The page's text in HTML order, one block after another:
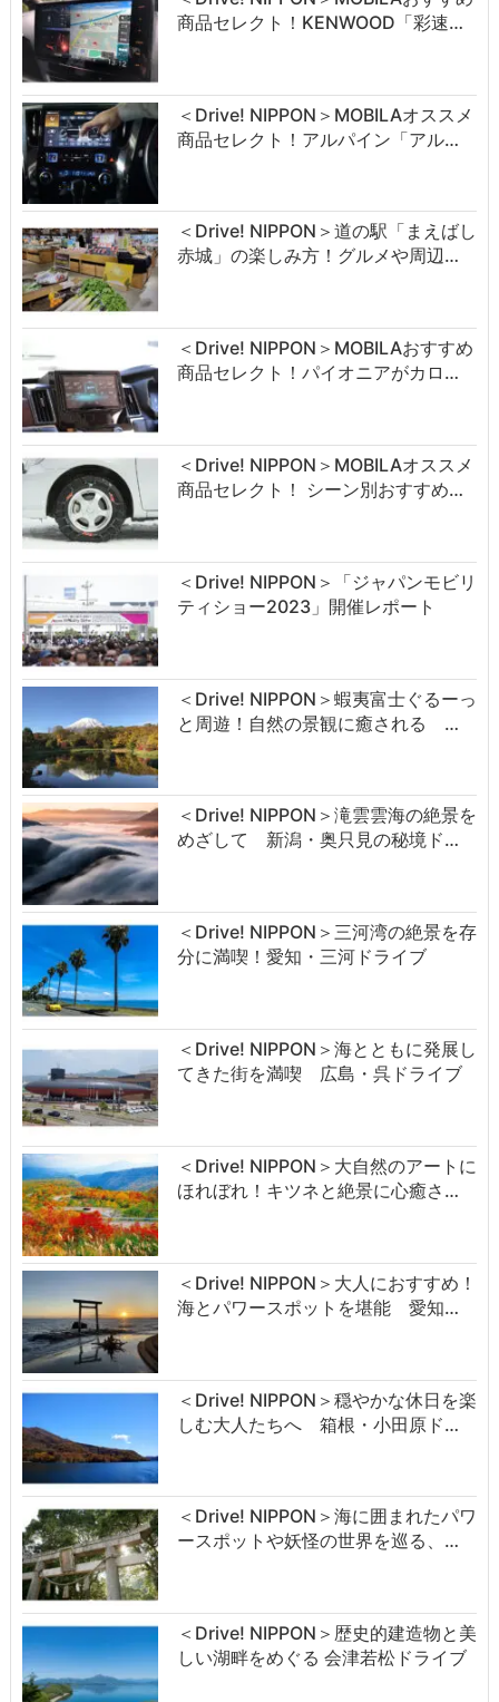
商品セレクト！KENWOOD「彩速…
＜Drive! NIPPON＞MOBILAオススメ
商品セレクト！アルパイン「アル…
＜Drive! NIPPON＞道の駅「まえばし
赤城」の楽しみ方！グルメや周辺…
＜Drive! NIPPON＞MOBILAおすすめ
商品セレクト！パイオニアがカロ…
＜Drive! NIPPON＞MOBILAオススメ
商品セレクト！ シーン別おすすめ…
＜Drive! NIPPON＞「ジャパンモビリ
ティショー2023」開催レポート
＜Drive! NIPPON＞蝦夷富士ぐるーっ
と周遊！自然の景観に癒される …
＜Drive! NIPPON＞滝雲雲海の絶景を
めざして 新潟・奥只見の秘境ド…
＜Drive! NIPPON＞三河湾の絶景を存
分に満喫！愛知・三河ドライブ
＜Drive! NIPPON＞海とともに発展し
てきた街を満喫 広島・呉ドライブ
＜Drive! NIPPON＞大自然のアートに
ほれぼれ！キツネと絶景に心癒さ…
＜Drive! NIPPON＞大人におすすめ！
海とパワースポットを堪能 愛知…
＜Drive! NIPPON＞穏やかな休日を楽
しむ大人たちへ 箱根・小田原ド…
＜Drive! NIPPON＞海に囲まれたパワ
ースポットや妖怪の世界を巡る、…
＜Drive! NIPPON＞歴史的建造物と美
しい湖畔をめぐる 会津若松ドライブ